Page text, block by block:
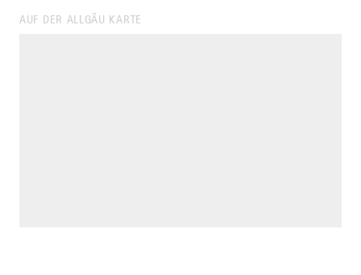
AUF DER ALLGÄU KARTE